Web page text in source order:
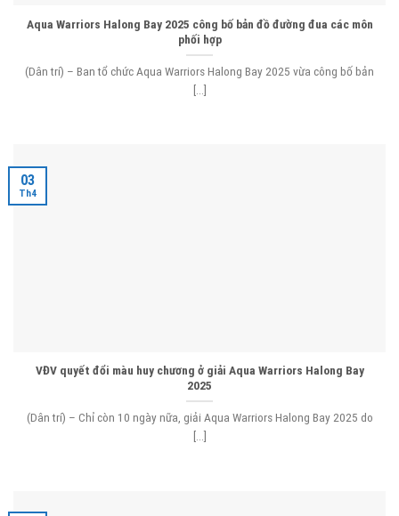
Aqua Warriors Halong Bay 2025 công bố bản đồ đường đua các môn
phối hợp
(Dân trí) – Ban tổ chức Aqua Warriors Halong Bay 2025 vừa công bố bản
[...]
VĐV quyết đổi màu huy chương ở giải Aqua Warriors Halong Bay
2025
(Dân trí) – Chỉ còn 10 ngày nữa, giải Aqua Warriors Halong Bay 2025 do
[...]
03
Th4